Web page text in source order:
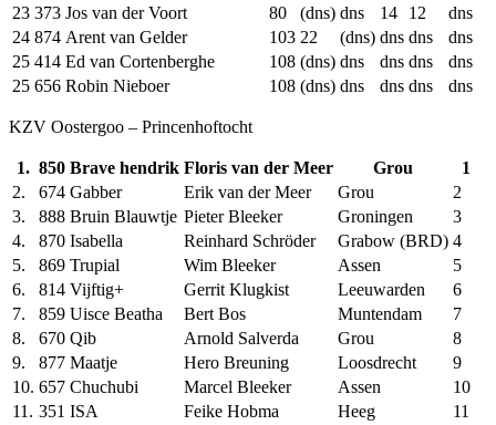
23 373 Jos van der Voort 80 (dns) dns 14 12
dns
24 874 Arent van Gelder 103 22 (dns) dns dns
dns
25 414 Ed van Cortenberghe 108 (dns) dns dns dns
dns
25 656 Robin Nieboer 108 (dns) dns dns dns dns
KZV Oostergoo – Princenhoftocht
1. 850 Brave hendrik Floris van der Meer Grou
1
2.
674 Gabber Erik van der Meer Grou
2
3.
888 Bruin Blauwtje Pieter Bleeker Groningen
3
4.
870 Isabella Reinhard Schröder Grabow (BRD) 4
5.
869 Trupial Wim Bleeker Assen
5
6.
814 Vijftig+ Gerrit Klugkist Leeuwarden
6
7.
859 Uisce Beatha Bert Bos Muntendam
7
8.
670 Qib Arnold Salverda Grou
8
9.
877 Maatje Hero Breuning Loosdrecht
9
10. 657 Chuchubi Marcel Bleeker Assen
10
11. 351 ISA Feike Hobma Heeg
11